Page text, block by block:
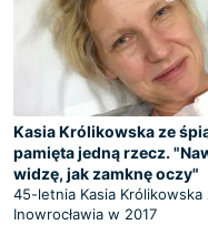
Kasia Królikowska ze
pamięta jedną rzecz.
widzę, jak zamknę oczy"
45-letnia Kasia Królikowska
Inowrocławia w 2017